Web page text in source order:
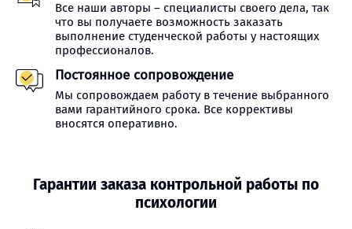
Все наши авторы – специалисты своего дела, так
что вы получаете возможность заказать
выполнение студенческой работы у настоящих
профессионалов.
Постоянное сопровождение
Мы сопровождаем работу в течение выбранного
вами гарантийного срока. Все коррективы
вносятся оперативно.
Гарантии заказа контрольной работы по
психологии